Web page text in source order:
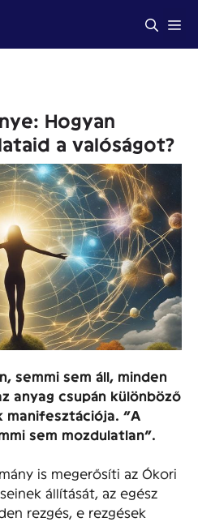
Hogyan
a valóságot?
semmi sem áll, minden
anyag csupán különböző
”A
sem mozdulatlan”.
is megerősíti az Ókori
állítását, az egész
rezgés, e rezgések